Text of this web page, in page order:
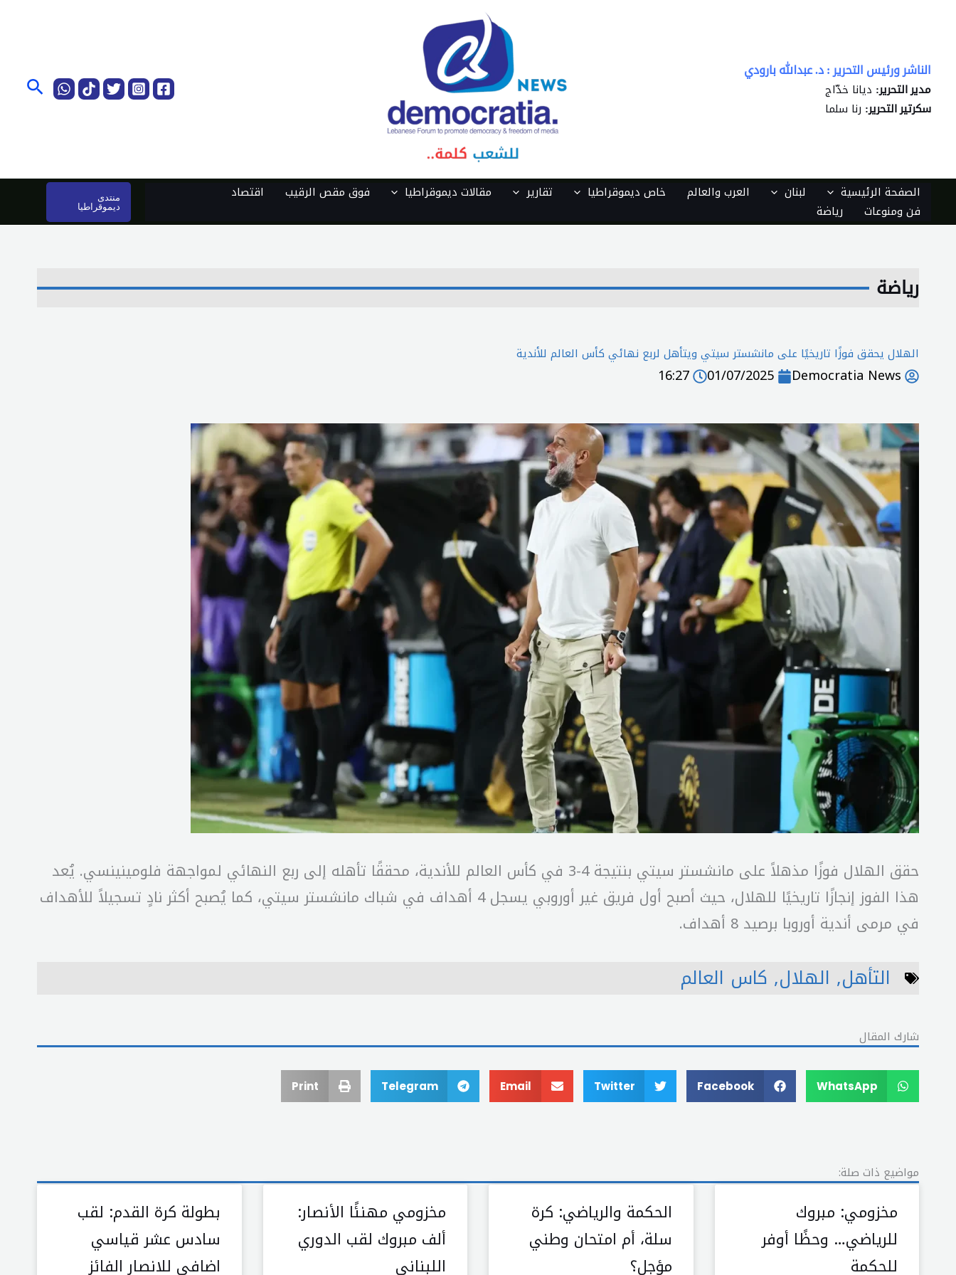
الناشر ورئيس التحرير : د. عبدالله بارودي
مدير التحرير: ديانا خدّاج
سكرتير التحرير: رنا سلما
الصفحة الرئيسية لبنان العرب والعالم خاص ديموقراطيا تقارير مقالات ديموقراطيا فوق مقص الرقيب
اقتصاد
فن ومنوعات
رياضة
منتدى
ديموقراطيا
رياضة
الهلال يحقق فوزًا تاريخيًا على مانشستر سيتي ويتأهل لربع نهائي كأس العالم للأندية
Democratia News
01/07/2025
16:27
حقق الهلال فوزًا مذهلاً على مانشستر سيتي بنتيجة 4-3 في كأس العالم للأندية، محققًا تأهله إلى ربع النهائي لمواجهة فلومينينسي. يُعد
هذا الفوز إنجازًا تاريخيًا للهلال، حيث أصبح أول فريق غير أوروبي يسجل 4 أهداف في شباك مانشستر سيتي، كما يُصبح أكثر نادٍ تسجيلاً للأهداف
في مرمى أندية أوروبا برصيد 8 أهداف.
التأهل, الهلال, كاس العالم
شارك المقال
WhatsApp
Facebook
Twitter
Email
Telegram
Print
مواضيع ذات صلة:
مخزومي: مبروك
للرياضي… وحظًا أوفر
للحكمة
الحكمة والرياضي: كرة
سلة، أم امتحان وطني
مؤجل؟
مخزومي مهنئًا الأنصار:
ألف مبروك لقب الدوري
اللبناني
بطولة كرة القدم: لقب
سادس عشر قياسي
اضافي للانصار الفائز